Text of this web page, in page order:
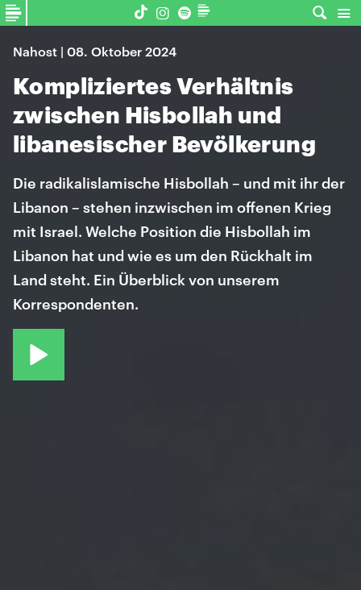
Nahost | 08. Oktober 2024
Kompliziertes Verhältnis
zwischen Hisbollah und
libanesischer Bevölkerung
Die radikalislamische Hisbollah – und mit ihr der
Libanon – stehen inzwischen im offenen Krieg
mit Israel. Welche Position die Hisbollah im
Libanon hat und wie es um den Rückhalt im
Land steht. Ein Überblick von unserem
Korrespondenten.